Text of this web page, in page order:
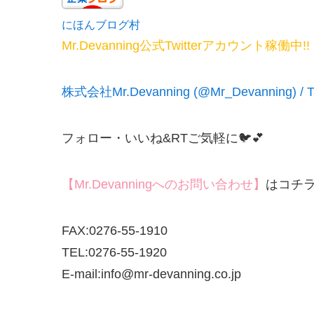
にほんブログ村
Mr.Devanning公式Twitterアカウント稼働中!!
株式会社Mr.Devanning (@Mr_Devanning) /
フォロー・いいね&RTご気軽に🐦💕
【Mr.Devanningへのお問い合わせ】 はコチ
FAX:0276-55-1910
TEL:0276-55-1920
E-mail:info@mr-devanning.co.jp